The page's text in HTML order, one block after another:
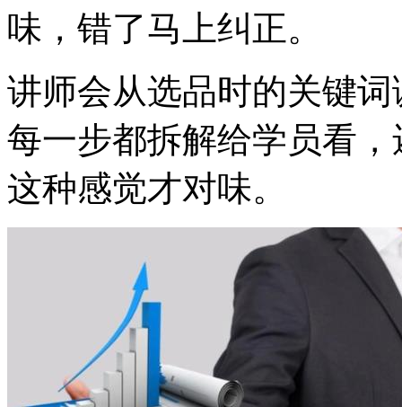
味，错了马上纠正。
讲师会从选品时的关键
每一步都拆解给学员看
这种感觉才对味。